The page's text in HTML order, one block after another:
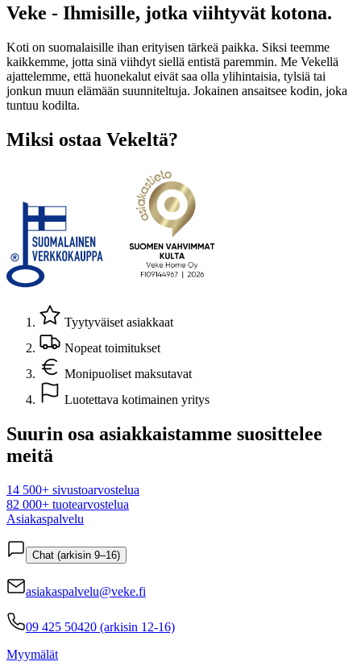
Veke - Ihmisille, jotka viihtyvät kotona.
Koti on suomalaisille ihan erityisen tärkeä paikka. Siksi teemme
kaikkemme, jotta sinä viihdyt siellä entistä paremmin. Me Vekellä
ajattelemme, että huonekalut eivät saa olla ylihintaisia, tylsiä tai
jonkun muun elämään suunniteltuja. Jokainen ansaitsee kodin, joka
tuntuu kodilta.
Miksi ostaa Vekeltä?
Tyytyväiset asiakkaat
Nopeat toimitukset
Monipuoliset maksutavat
Luotettava kotimainen yritys
Suurin osa asiakkaistamme suosittelee
meitä
14 500+ sivustoarvostelua
82 000+ tuotearvostelua
Asiakaspalvelu
Chat (arkisin 9–16)
asiakaspalvelu@veke.fi
09 425 50420 (arkisin 12-16)
Myymälät